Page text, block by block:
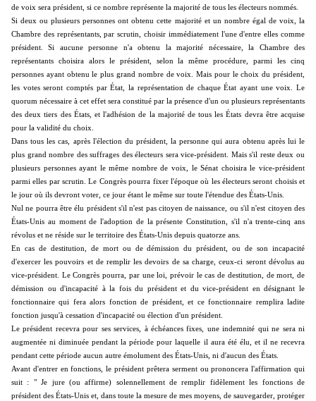
de voix sera président, si ce nombre représente la majorité de tous les électeurs nommés.
Si deux ou plusieurs personnes ont obtenu cette majorité et un nombre égal de voix, la
Chambre des représentants, par scrutin, choisir immédiatement l'une d'entre elles comme
président. Si aucune personne n'a obtenu la majorité nécessaire, la Chambre des
représentants choisira alors le président, selon la même procédure, parmi les cinq
personnes ayant obtenu le plus grand nombre de voix. Mais pour le choix du président,
les votes seront comptés par État, la représentation de chaque État ayant une voix. Le
quorum nécessaire à cet effet sera constitué par la présence d'un ou plusieurs représentants
des deux tiers des États, et l'adhésion de la majorité de tous les États devra être acquise
pour la validité du choix.
Dans tous les cas, après l'élection du président, la personne qui aura obtenu après lui le
plus grand nombre des suffrages des électeurs sera vice-président. Mais s'il reste deux ou
plusieurs personnes ayant le même nombre de voix, le Sénat choisira le vice-président
parmi elles par scrutin. Le Congrès pourra fixer l'époque où les électeurs seront choisis et
le jour où ils devront voter, ce jour étant le même sur toute l'étendue des États-Unis.
Nul ne pourra être élu président s'il n'est pas citoyen de naissance, ou s'il n'est citoyen des
États-Unis au moment de l'adoption de la présente Constitution, s'il n'a trente-cinq ans
révolus et ne réside sur le territoire des États-Unis depuis quatorze ans.
En cas de destitution, de mort ou de démission du président, ou de son incapacité
d'exercer les pouvoirs et de remplir les devoirs de sa charge, ceux-ci seront dévolus au
vice-président. Le Congrès pourra, par une loi, prévoir le cas de destitution, de mort, de
démission ou d'incapacité à la fois du président et du vice-président en désignant le
fonctionnaire qui fera alors fonction de président, et ce fonctionnaire remplira ladite
fonction jusqu'à cessation d'incapacité ou élection d'un président.
Le président recevra pour ses services, à échéances fixes, une indemnité qui ne sera ni
augmentée ni diminuée pendant la période pour laquelle il aura été élu, et il ne recevra
pendant cette période aucun autre émolument des États-Unis, ni d'aucun des États.
Avant d'entrer en fonctions, le président prêtera serment ou prononcera l'affirmation qui
suit : " Je jure (ou affirme) solennellement de remplir fidèlement les fonctions de
président des États-Unis et, dans toute la mesure de mes moyens, de sauvegarder, protéger